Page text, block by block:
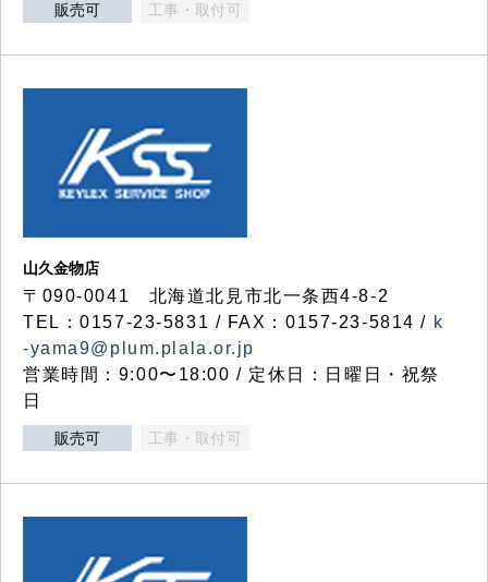
販売可 工事・取付可
山久金物店
〒090-0041 北海道北見市北一条西4-8-2
TEL：0157-23-5831 / FAX：0157-23-5814 / k
-yama9@plum.plala.or.jp
営業時間：9:00〜18:00 / 定休日：日曜日・祝祭
日
販売可 工事・取付可